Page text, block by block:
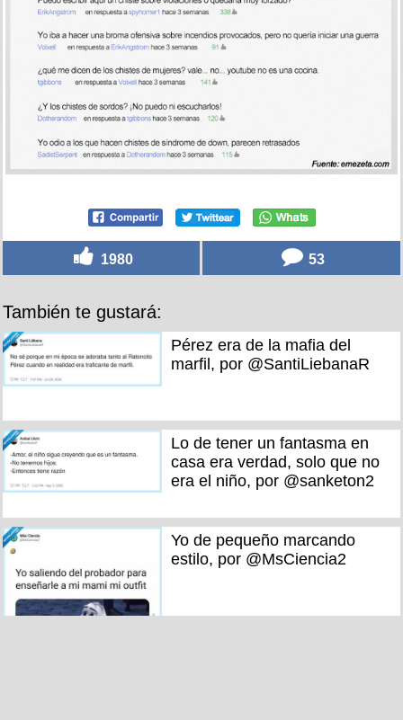
1980 53
También te gustará:
Pérez era de la mafia del
marfil, por @SantiLiebanaR
Lo de tener un fantasma en
casa era verdad, solo que no
era el niño, por @sanketon2
Yo de pequeño marcando
estilo, por @MsCiencia2